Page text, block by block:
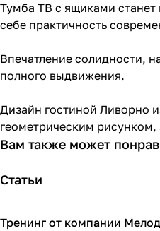
Тумба ТВ с ящиками
себе практичность
Впечатление солидности,
полного выдвижения.
Дизайн гостиной Ливорно
геометрическим рисунком,
Вам также может
Статьи
Тренинг от компании